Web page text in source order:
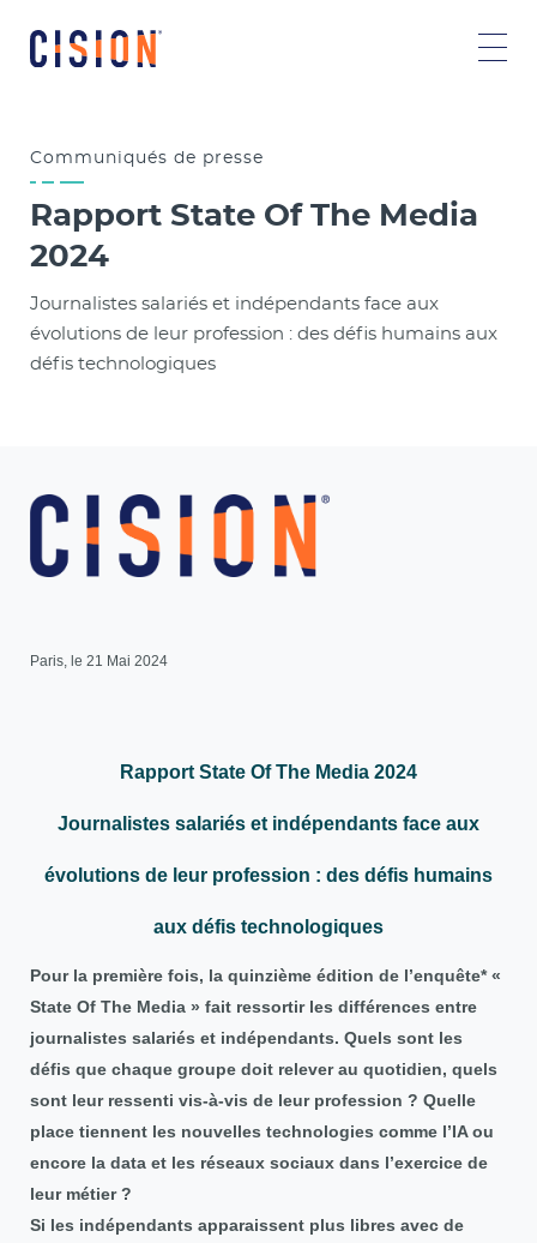
Communiqués de presse
Rapport State Of The Media
2024
Journalistes salariés et indépendants face aux
évolutions de leur profession : des défis humains aux
défis technologiques
Paris, le 21 Mai 2024
Rapport State Of The Media 2024
Journalistes salariés et indépendants face aux
évolutions de leur profession : des défis humains
aux défis technologiques
Pour la première fois, la quinzième édition de l’enquête* «
State Of The Media » fait ressortir les différences entre
journalistes salariés et indépendants. Quels sont les
défis que chaque groupe doit relever au quotidien, quels
sont leur ressenti vis-à-vis de leur profession ? Quelle
place tiennent les nouvelles technologies comme l’IA ou
encore la data et les réseaux sociaux dans l’exercice de
leur métier ?
Si les indépendants apparaissent plus libres avec de